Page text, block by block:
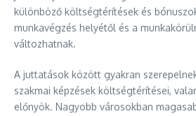
különböző költségtérítések és
munkavégzés helyétől és a
változhatnak.
A juttatások között gyakran
szakmai képzések költségtérítései,
előnyök. Nagyobb városokban